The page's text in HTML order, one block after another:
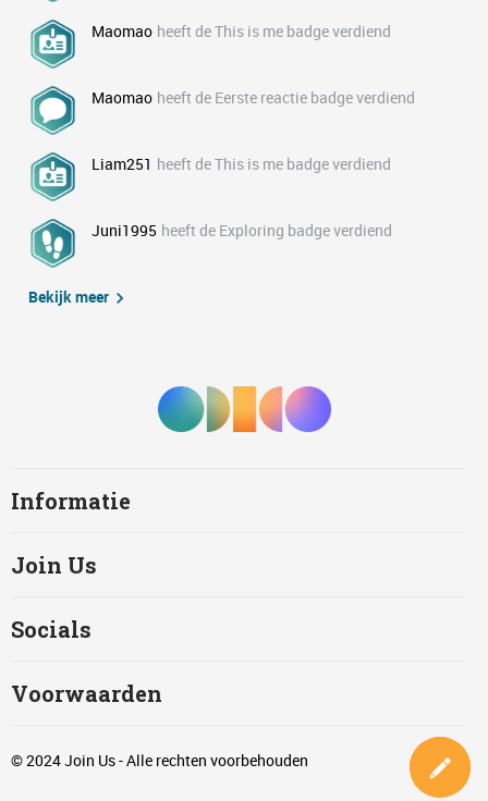
Maomao heeft de This is me badge verdiend
Maomao heeft de Eerste reactie badge verdiend
Liam251 heeft de This is me badge verdiend
Juni1995 heeft de Exploring badge verdiend
Bekijk meer
Informatie
Join Us
Socials
Voorwaarden
© 2024 Join Us - Alle rechten voorbehouden